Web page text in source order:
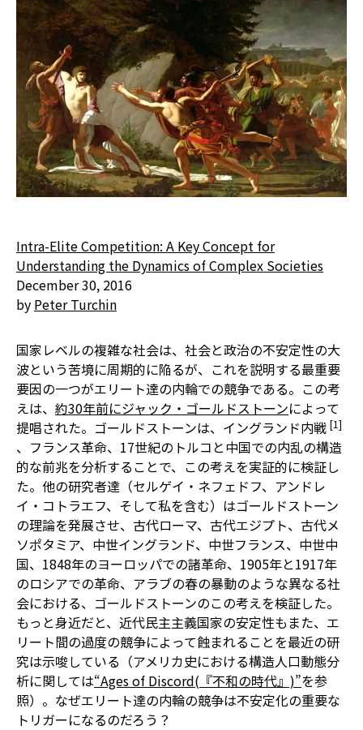
Intra-Elite Competition: A Key Concept for
Understanding the Dynamics of Complex Societies
December 30, 2016
by Peter Turchin
国家レベルの複雑な社会は、社会と政治の不安定性の大
波という苦境に周期的に陥るが、これを説明する最重要
要因の一つがエリート達の内輪での競争である。この考
えは、 約30年前にジャック・ゴールドストーンによって
提唱された。ゴールドストーンは、イングランド内戦 [1]
、フランス革命、17世紀のトルコと中国での内乱の構造
的な前兆を分析することで、この考えを実証的に検証し
た。他の研究者達（セルゲイ・ネフェドフ、アンドレ
イ・コトラエフ、そして私を含む）はゴールドストーン
の理論を発展させ、古代ローマ、古代エジプト、古代メ
ソポタミア、中世イングランド、中世フランス、中世中
国、1848年のヨーロッパでの諸革命、1905年と1917年
のロシアでの革命、アラブの春の暴動のような異なる社
会における、ゴールドストーンのこの考えを検証した。
もっと身近だと、近代民主主義国家の安定性もまた、エ
リート間の過度の競争によって蝕まれることを最近の研
究は示唆している（アメリカ史における構造人口動態分
析に関しては“Ages of Discord(『不和の時代』)”を参
照）。なぜエリート達の内輪の競争は不安定化の重要な
トリガーになるのだろう？